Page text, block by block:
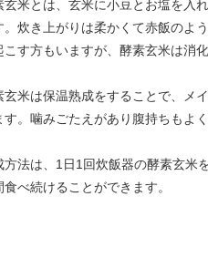
玄米とは、玄米に小豆とお塩を入
。炊き上がりは柔かくて赤飯のよ
こす方もいますが、酵素玄米は消
玄米は保温熟成をすることで、メ
す。噛みごたえがあり腹持ちもよ
方法は、1日1回炊飯器の酵素玄米
食べ続けることができます。